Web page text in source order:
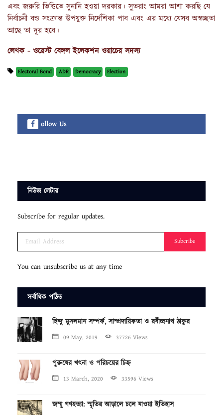
এবং জরুরি ভিত্তিতে সুনানি হওয়া দরকার। সুতরাং আমরা আশা করছি যে
নির্বাচনী বন্ড সংক্রান্ত উপযুক্ত নির্দেশিকা পাব এবং এর মধ্যে যেসব অস্বচ্ছতা
আছে তা দূর হবে।
লেখক - ওয়েস্ট বেঙ্গল ইলেকশন ওয়াচের সদস্য
Electoral Bond ADR Democracy Election
ollow Us
নিউজ লেটার
Subscribe for regular updates.
Subcribe
You can unsubscribe us at any time
সর্বাধিক পঠিত
হিন্দু মুসলমান সম্পর্ক, সাম্প্রদায়িকতা ও রবীন্দ্রনাথ ঠাকুর
09 May, 2019 37726 Views
পুরুষের খৎনা ও পরিচয়ের চিহ্ন
13 March, 2020 33596 Views
জম্মু গণহত্যা: স্মৃতির আড়ালে চলে যাওয়া ইতিহাস